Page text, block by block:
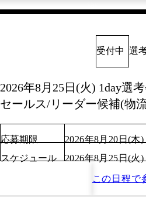
受付中 選
2026年8月25日(火) 1day選
セールス/リーダー候補(物
応募期限
2026年8月20日(木)
スケジュール
2026年8月25日(火)
この日程で